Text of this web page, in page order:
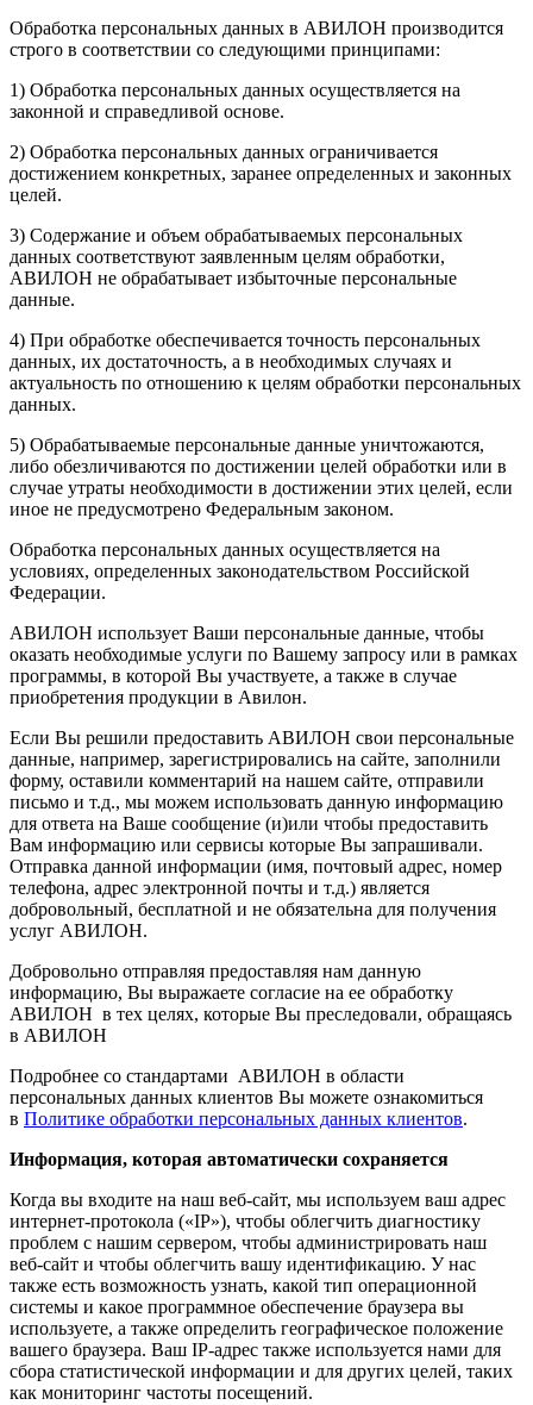
Обработка персональных данных в АВИЛОН производится
строго в соответствии со следующими принципами:
1) Обработка персональных данных осуществляется на
законной и справедливой основе.
2) Обработка персональных данных ограничивается
достижением конкретных, заранее определенных и законных
целей.
3) Содержание и объем обрабатываемых персональных
данных соответствуют заявленным целям обработки,
АВИЛОН не обрабатывает избыточные персональные
данные.
4) При обработке обеспечивается точность персональных
данных, их достаточность, а в необходимых случаях и
актуальность по отношению к целям обработки персональных
данных.
5) Обрабатываемые персональные данные уничтожаются,
либо обезличиваются по достижении целей обработки или в
случае утраты необходимости в достижении этих целей, если
иное не предусмотрено Федеральным законом.
Обработка персональных данных осуществляется на
условиях, определенных законодательством Российской
Федерации.
АВИЛОН использует Ваши персональные данные, чтобы
оказать необходимые услуги по Вашему запросу или в рамках
программы, в которой Вы участвуете, а также в случае
приобретения продукции в Авилон.
Если Вы решили предоставить АВИЛОН свои персональные
данные, например, зарегистрировались на сайте, заполнили
форму, оставили комментарий на нашем сайте, отправили
письмо и т.д., мы можем использовать данную информацию
для ответа на Ваше сообщение (и)или чтобы предоставить
Вам информацию или сервисы которые Вы запрашивали.
Отправка данной информации (имя, почтовый адрес, номер
телефона, адрес электронной почты и т.д.) является
добровольный, бесплатной и не обязательна для получения
услуг АВИЛОН.
Добровольно отправляя предоставляя нам данную
информацию, Вы выражаете согласие на ее обработку
АВИЛОН в тех целях, которые Вы преследовали, обращаясь
в АВИЛОН
Подробнее со стандартами АВИЛОН в области
персональных данных клиентов Вы можете ознакомиться
в Политике обработки персональных данных клиентов.
Информация, которая автоматически сохраняется
Когда вы входите на наш веб-сайт, мы используем ваш адрес
интернет-протокола («IP»), чтобы облегчить диагностику
проблем с нашим сервером, чтобы администрировать наш
веб-сайт и чтобы облегчить вашу идентификацию. У нас
также есть возможность узнать, какой тип операционной
системы и какое программное обеспечение браузера вы
используете, а также определить географическое положение
вашего браузера. Ваш IP-адрес также используется нами для
сбора статистической информации и для других целей, таких
как мониторинг частоты посещений.